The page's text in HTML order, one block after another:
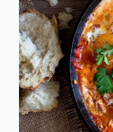
Tomate
Horneado